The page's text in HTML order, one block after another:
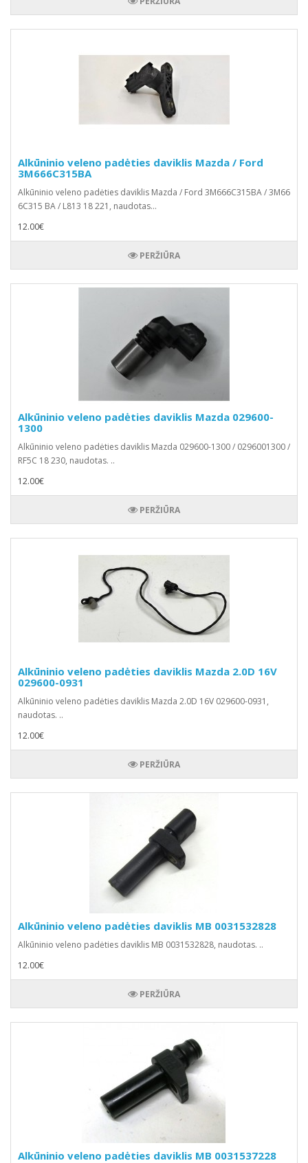
Alkūninio veleno padėties daviklis Mazda / Ford
3M666C315BA
Alkūninio veleno padėties daviklis Mazda / Ford 3M666C315BA / 3M66
6C315 BA / L813 18 221, naudotas...
12.00€
PERŽIŪRA
Alkūninio veleno padėties daviklis Mazda 029600-
1300
Alkūninio veleno padėties daviklis Mazda 029600-1300 / 0296001300 /
RF5C 18 230, naudotas. ..
12.00€
PERŽIŪRA
Alkūninio veleno padėties daviklis Mazda 2.0D 16V
029600-0931
Alkūninio veleno padėties daviklis Mazda 2.0D 16V 029600-0931,
naudotas. ..
12.00€
PERŽIŪRA
Alkūninio veleno padėties daviklis MB 0031532828
Alkūninio veleno padėties daviklis MB 0031532828, naudotas. ..
12.00€
PERŽIŪRA
Alkūninio veleno padėties daviklis MB 0031537228